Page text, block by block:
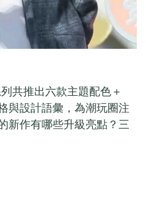
共推出六款主題配色＋
與設計語彙，為潮玩圈注
新作有哪些升級亮點？三